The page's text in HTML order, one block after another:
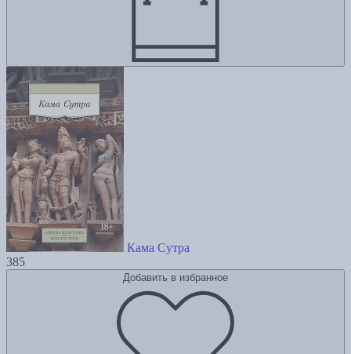
Кама Сутра
385
Добавить в избранное